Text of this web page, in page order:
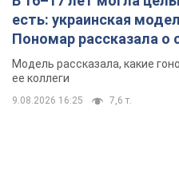
есть: украинская
Пономар рассказала о
стороне модельной
Модель рассказала, какие
ее коллеги
9.08.2026 16:25 7,6 т.